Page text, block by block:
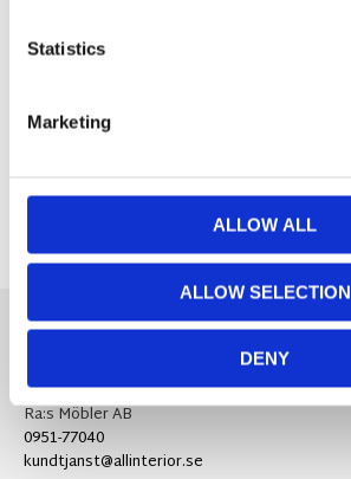
Statistics
Marketing
ALLOW ALL
ALLOW SELECTION
DENY
MÅTT OCH SPECIFIKATIONER
Visa alla produkter från Redlunds
KONTAKTA OSS
Ra:s Möbler AB
0951-77040
kundtjanst@allinterior.se